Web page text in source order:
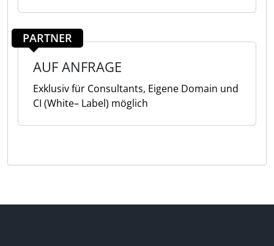
PARTNER
AUF ANFRAGE
Exklusiv für Consultants, Eigene Domain und
CI (White– Label) möglich